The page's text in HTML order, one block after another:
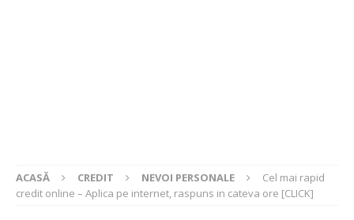
ACASĂ CREDIT NEVOI PERSONALE
Cel mai rapid
credit online – Aplica pe internet, raspuns in cateva ore [CLICK]